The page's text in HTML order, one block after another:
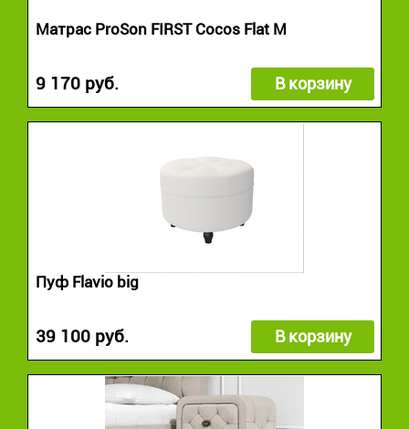
Матрас ProSon FIRST Cocos Flat M
9 170 руб. В корзину
Пуф Flavio big
39 100 руб. В корзину